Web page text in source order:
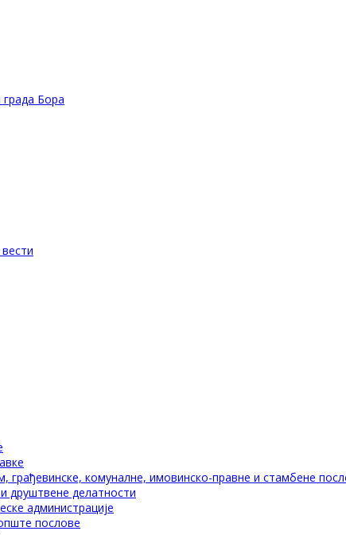
Бора
комуналне, имовинско-правне и стамбене
друштвене делатности
администрације
послове